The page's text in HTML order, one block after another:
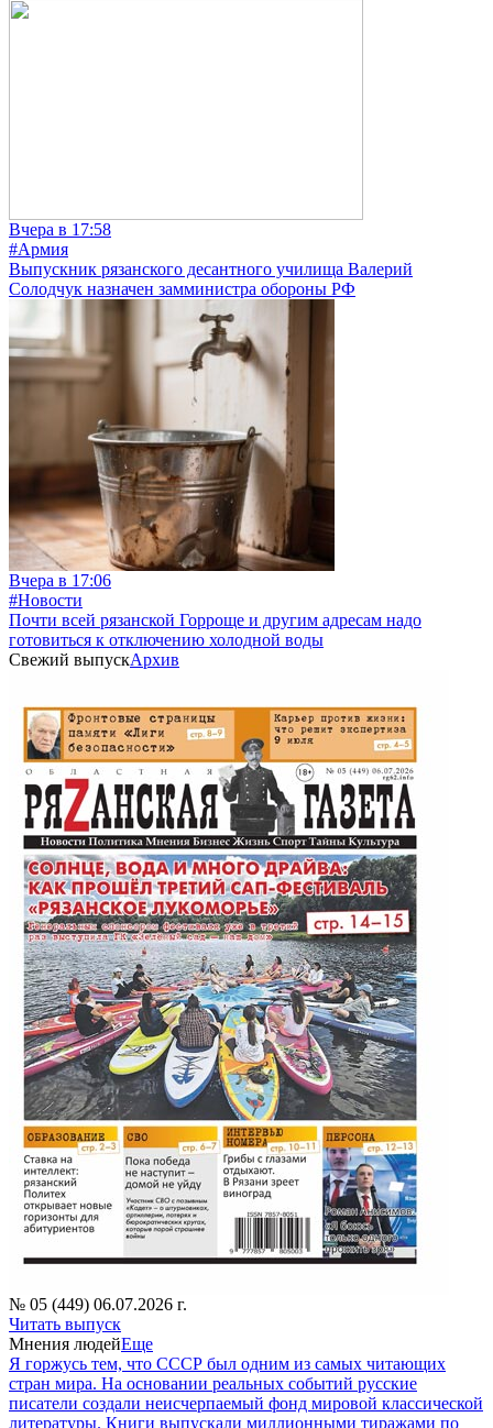
Вчера в 17:58
#Армия
Выпускник рязанского десантного училища Валерий
Солодчук назначен замминистра обороны РФ
Вчера в 17:06
#Новости
Почти всей рязанской Горроще и другим адресам надо
готовиться к отключению холодной воды
Свежий выпускАрхив
№ 05 (449) 06.07.2026 г.
Читать выпуск
Мнения людейЕще
Я горжусь тем, что СССР был одним из самых читающих
стран мира. На основании реальных событий русские
писатели создали неисчерпаемый фонд мировой классической
литературы. Книги выпускали миллионными тиражами по